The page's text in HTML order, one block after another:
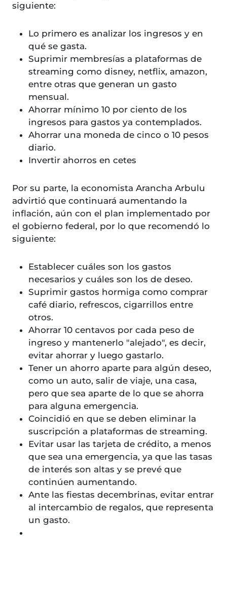
siguiente:
Lo primero es analizar los ingresos y en
qué se gasta.
Suprimir membresías a plataformas de
streaming como disney, netflix, amazon,
entre otras que generan un gasto
mensual.
Ahorrar mínimo 10 por ciento de los
ingresos para gastos ya contemplados.
Ahorrar una moneda de cinco o 10 pesos
diario.
Invertir ahorros en cetes
Por su parte, la economista Arancha Arbulu
advirtió que continuará aumentando la
inflación, aún con el plan implementado por
el gobierno federal, por lo que recomendó lo
siguiente:
Establecer cuáles son los gastos
necesarios y cuáles son los de deseo.
Suprimir gastos hormiga como comprar
café diario, refrescos, cigarrillos entre
otros.
Ahorrar 10 centavos por cada peso de
ingreso y mantenerlo "alejado", es decir,
evitar ahorrar y luego gastarlo.
Tener un ahorro aparte para algún deseo,
como un auto, salir de viaje, una casa,
pero que sea aparte de lo que se ahorra
para alguna emergencia.
Coincidió en que se deben eliminar la
suscripción a plataformas de streaming.
Evitar usar las tarjeta de crédito, a menos
que sea una emergencia, ya que las tasas
de interés son altas y se prevé que
continúen aumentando.
Ante las fiestas decembrinas, evitar entrar
al intercambio de regalos, que representa
un gasto.